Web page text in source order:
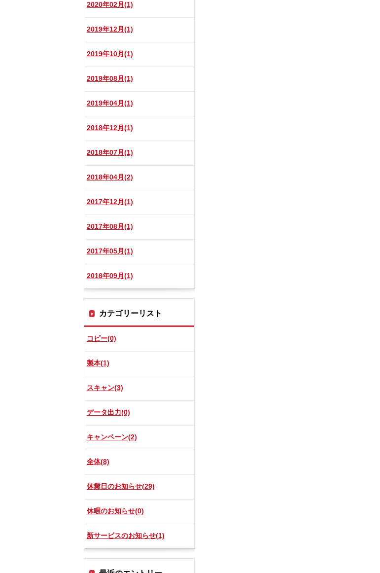
2020年02月(1)
2019年12月(1)
2019年10月(1)
2019年08月(1)
2019年04月(1)
2018年12月(1)
2018年07月(1)
2018年04月(2)
2017年12月(1)
2017年08月(1)
2017年05月(1)
2016年09月(1)
カテゴリーリスト
コピー(0)
製本(1)
スキャン(3)
データ出力(0)
キャンペーン(2)
全体(8)
休業日のお知らせ(29)
休暇のお知らせ(0)
新サービスのお知らせ(1)